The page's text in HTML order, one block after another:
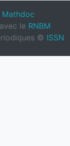
Mathdoc
le RNBM
© ISSN